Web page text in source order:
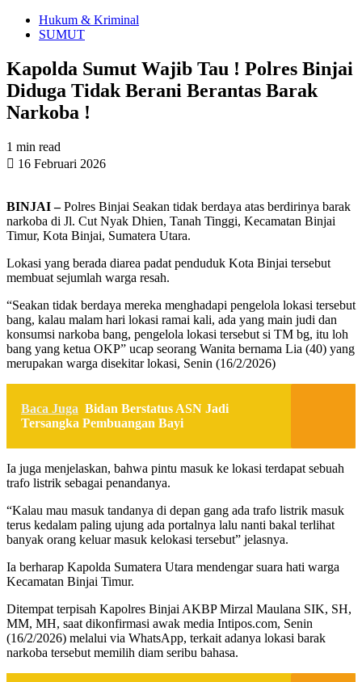
Hukum & Kriminal
SUMUT
Kapolda Sumut Wajib Tau ! Polres Binjai
Diduga Tidak Berani Berantas Barak
Narkoba !
1 min read
16 Februari 2026
BINJAI –Polres Binjai Seakan tidak berdaya atas berdirinya barak
narkoba di Jl. Cut Nyak Dhien, Tanah Tinggi, Kecamatan Binjai
Timur, Kota Binjai, Sumatera Utara.
Lokasi yang berada diarea padat penduduk Kota Binjai tersebut
membuat sejumlah warga resah.
“Seakan tidak berdaya mereka menghadapi pengelola lokasi tersebut
bang, kalau malam hari lokasi ramai kali, ada yang main judi dan
konsumsi narkoba bang, pengelola lokasi tersebut si TM bg, itu loh
bang yang ketua OKP” ucap seorang Wanita bernama Lia (40) yang
merupakan warga disekitar lokasi, Senin (16/2/2026)
Baca Juga Bidan Berstatus ASN Jadi
Tersangka Pembuangan Bayi
Ia juga menjelaskan, bahwa pintu masuk ke lokasi terdapat sebuah
trafo listrik sebagai penandanya.
“Kalau mau masuk tandanya di depan gang ada trafo listrik masuk
terus kedalam paling ujung ada portalnya lalu nanti bakal terlihat
banyak orang keluar masuk kelokasi tersebut” jelasnya.
Ia berharap Kapolda Sumatera Utara mendengar suara hati warga
Kecamatan Binjai Timur.
Ditempat terpisah Kapolres Binjai AKBP Mirzal Maulana SIK, SH,
MM, MH, saat dikonfirmasi awak media Intipos.com, Senin
(16/2/2026) melalui via WhatsApp, terkait adanya lokasi barak
narkoba tersebut memilih diam seribu bahasa.